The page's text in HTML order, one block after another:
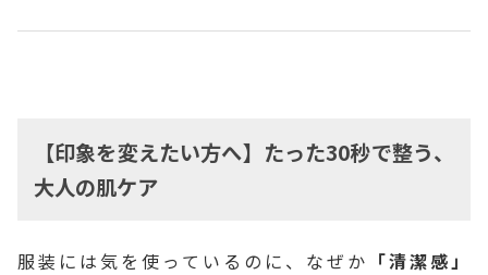
【印象を変えたい方へ】たった30秒で整う、
大人の肌ケア
服装には気を使っているのに、なぜか 「清潔感」